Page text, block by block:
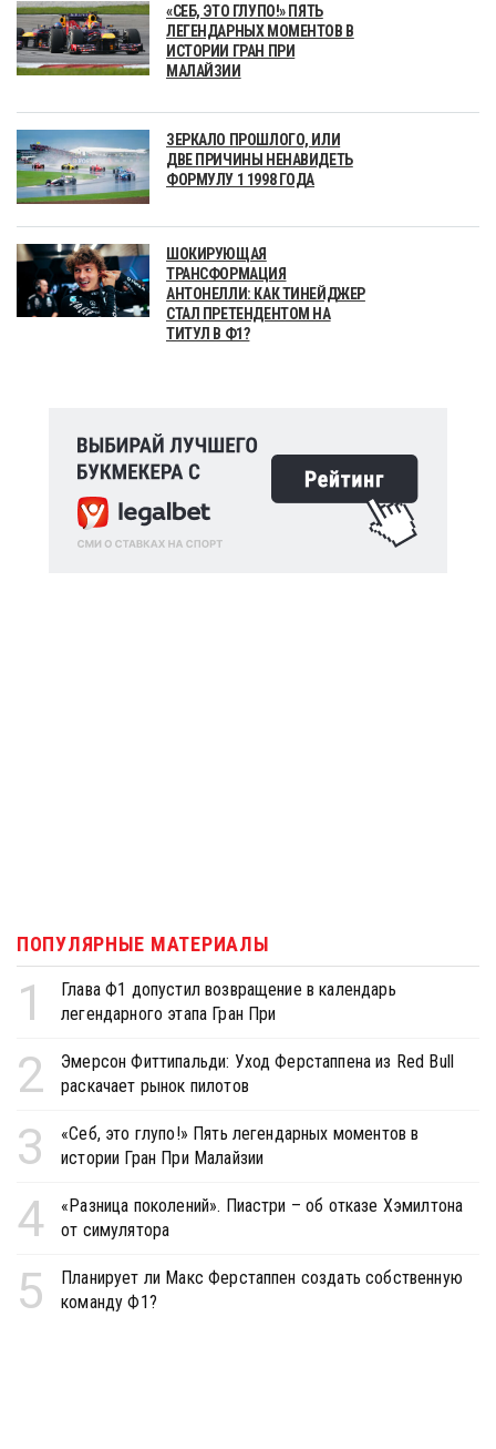
«СЕБ, ЭТО ГЛУПО!» ПЯТЬ
ЛЕГЕНДАРНЫХ МОМЕНТОВ В
ИСТОРИИ ГРАН ПРИ
МАЛАЙЗИИ
ЗЕРКАЛО ПРОШЛОГО, ИЛИ
ДВЕ ПРИЧИНЫ НЕНАВИДЕТЬ
ФОРМУЛУ 1 1998 ГОДА
ШОКИРУЮЩАЯ
ТРАНСФОРМАЦИЯ
АНТОНЕЛЛИ: КАК ТИНЕЙДЖЕР
СТАЛ ПРЕТЕНДЕНТОМ НА
ТИТУЛ В Ф1?
ПОПУЛЯРНЫЕ МАТЕРИАЛЫ
1
Глава Ф1 допустил возвращение в календарь
легендарного этапа Гран При
2
Эмерсон Фиттипальди: Уход Ферстаппена из Red Bull
раскачает рынок пилотов
3
«Себ, это глупо!» Пять легендарных моментов в
истории Гран При Малайзии
4
«Разница поколений». Пиастри – об отказе Хэмилтона
от симулятора
5
Планирует ли Макс Ферстаппен создать собственную
команду Ф1?